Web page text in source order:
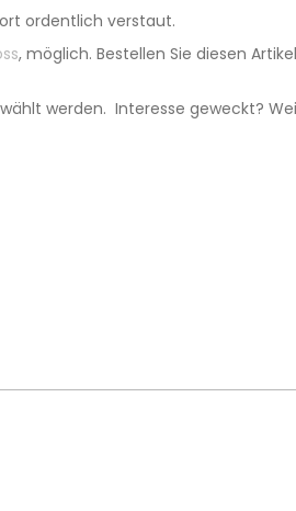
ordentlich verstaut.
, möglich. Bestellen Sie diesen
werden. Interesse geweckt?